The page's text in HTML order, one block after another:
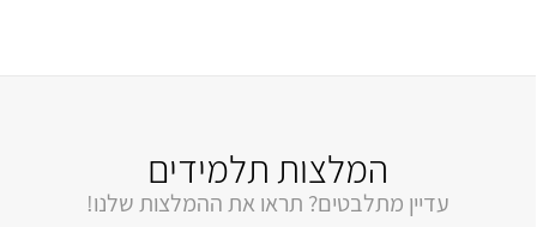
המלצות תלמידים
עדיין מתלבטים? תראו את ההמלצות שלנו!